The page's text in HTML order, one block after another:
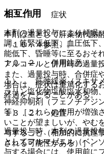
１３．１． 症状
本剤の過量投与により傾眠
調、筋緊張低下、血圧低下
能低下、昏睡等に至るおそ
アルコールと併用時の過量
また、過量投与時、合併症
場合は、症状は重篤化する
経過をたどることがある。
１３．２． 処置
過量投与時、本剤の過量投
としてフルマゼニル（ベン
与する場合には、使用前に
相互作用
本剤は主として肝薬物代謝
〔１６．４参照〕。
１０．２． 併用注意：
１）． 筋弛緩薬（スキサ
ラリン塩化物塩酸塩水和物
神経抑制剤（フェノチアジ
等）［これらの作用が増強
いことが望ましいが、やむ
与すること（相加的に抗痙
される可能性がある）］。